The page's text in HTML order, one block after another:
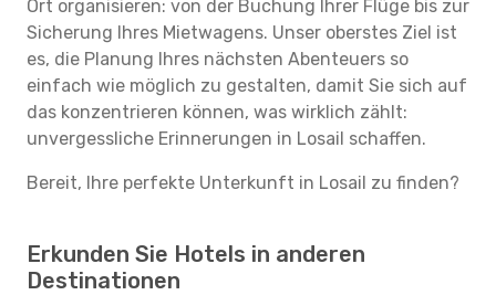
Ort organisieren: von der Buchung Ihrer Flüge bis zur
Sicherung Ihres Mietwagens. Unser oberstes Ziel ist
es, die Planung Ihres nächsten Abenteuers so
einfach wie möglich zu gestalten, damit Sie sich auf
das konzentrieren können, was wirklich zählt:
unvergessliche Erinnerungen in Losail schaffen.
Bereit, Ihre perfekte Unterkunft in Losail zu finden?
Erkunden Sie Hotels in anderen
Destinationen